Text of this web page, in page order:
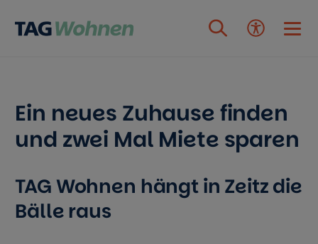
Ein neues Zuhause finden
und zwei Mal Miete sparen
TAG Wohnen hängt in Zeitz die
Bälle raus